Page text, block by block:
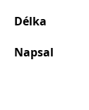
Délka
Napsal